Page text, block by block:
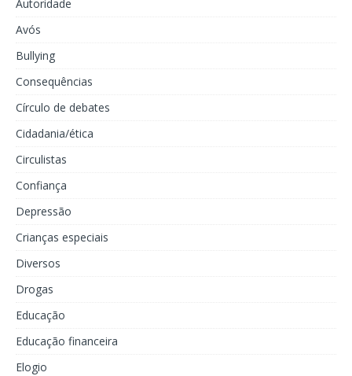
Autoridade
Avós
Bullying
Consequências
Círculo de debates
Cidadania/ética
Circulistas
Confiança
Depressão
Crianças especiais
Diversos
Drogas
Educação
Educação financeira
Elogio